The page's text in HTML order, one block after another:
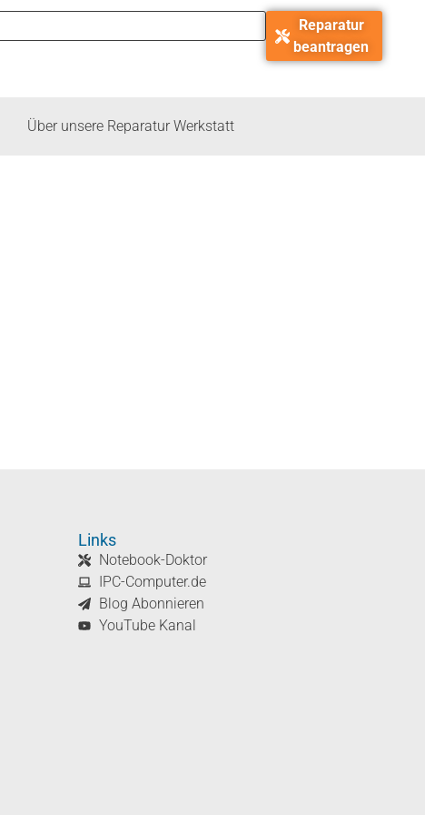
Reparatur
beantragen
Über unsere Reparatur Werkstatt
Links
Notebook-Doktor
IPC-Computer.de
Blog Abonnieren
YouTube Kanal